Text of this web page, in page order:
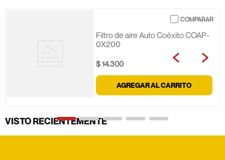
Filtro de aire Auto Coéxito COAP-
0X200
$14.300
AGREGAR AL CARRITO
VISTO RECIENTEMENTE